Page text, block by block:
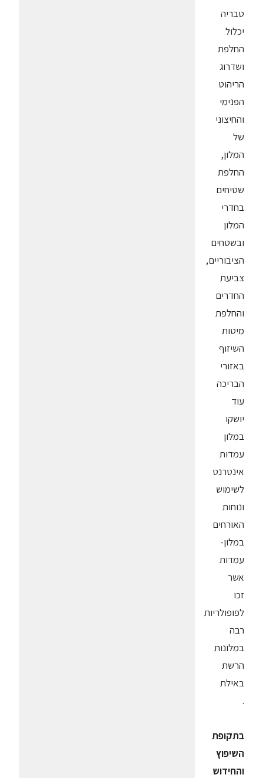
טבריה
יכלול
החלפת
ושדרוג
הריהוט
הפנימי
והחיצוני
של
המלון,
החלפת
שטיחים
בחדרי
המלון
ובשטחים
הציבוריים,
צביעת
החדרים
והחלפת
מיטות
השיזוף
באזורי
הבריכה
עוד
יושקו
במלון
עמדות
אינטרנט
לשימוש
ונוחות
האורחים
במלון-
עמדות
אשר
זכו
לפופולריות
רבה
במלונות
הרשת
באילת
.
בתקופת
השיפוץ
והחידוש